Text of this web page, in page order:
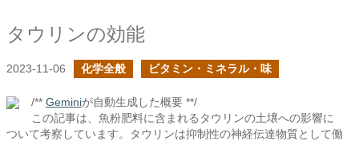
タウリンの効能
2023-11-06 化学全般 ビタミン・ミネラル・味
/** Geminiが自動生成した概要 **/
この記事は、魚粉肥料に含まれるタウリンの土壌への影響に
ついて考察しています。タウリンは抑制性の神経伝達物質として働